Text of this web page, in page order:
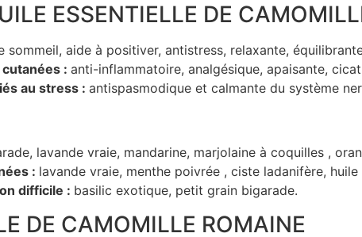
ESSENTIELLE DE
sommeil, aide à positiver, antistress, relaxante,
: anti-inflammatoire, analgésique, apaisante,
au stress : antispasmodique et calmante du système
lavande vraie, mandarine, marjolaine à coquilles ,
: lavande vraie, menthe poivrée , ciste ladanifère,
difficile : basilic exotique, petit grain bigarade.
DE CAMOMILLE ROMAINE